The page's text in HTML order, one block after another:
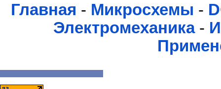
Главная - Микросхемы -
Электромеханика-